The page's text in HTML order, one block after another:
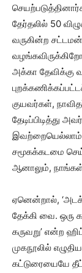
தேர்தலில் 50
வருகின்ற
அக்கா தேவிக்கு
குயவர்கள்,
தேடிப்பிடித்து
இவற்றையெல்லாம்
சமூகக்கடமை
ஆனாலும்,
ஏனென்றால்,
தேக்கி வை. ஒரு
கருவறு’ என்ற
முகநூலில்
கட்டுரையையே